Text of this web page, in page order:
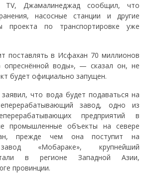
Джамалинеджад сообщил, что
насосные станции и другие
проекта по транспортировке уже
поставлять в Исфахан 70 миллионов
опреснённой воды», — сказал он, не
будет официально запущен.
что вода будет подаваться на
завод, одно из
предприятий в
промышленные объекты на севере
прежде чем она поступит на
«Мобараке», крупнейший
в регионе Западной Азии,
провинции.